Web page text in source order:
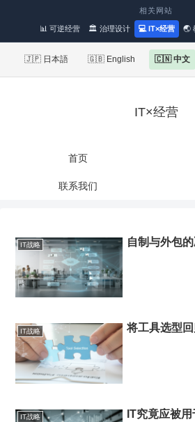
相关网站
📊 可逆经营 🏛 治理设计 💻 IT×经营 🌏
🇯🇵 日本語 🇬🇧 English 🇨🇳 中文
IT×经营
首页
联系我们
IT战略 自制与外包
IT战略 将工具选型
IT战略 IT究竟应被